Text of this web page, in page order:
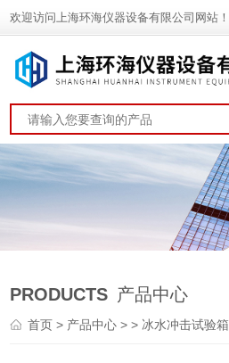
欢迎访问上海环海仪器设备有限公司网站！
PRODUCTS 产品中心
首页> 产品中心 > > 冰水冲击试验箱